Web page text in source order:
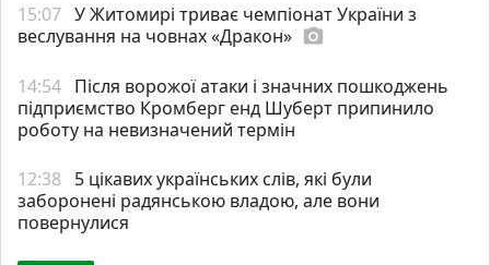
15:07 У Житомирі триває чемпіонат України з
веслування на човнах «Дракон» photo_camera
14:54 Після ворожої атаки і значних пошкоджень
підприємство Кромберг енд Шуберт припинило
роботу на невизначений термін
12:38
5 цікавих українських слів, які були
заборонені радянською владою, але вони
повернулися